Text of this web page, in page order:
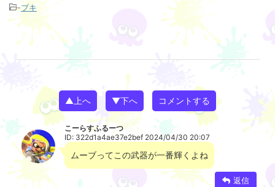
-ブキ
▲上へ ▼下へ コメントする
こーらすふるーつ
ID: 322d1a4ae37e2bef 2024/04/30 20:07
ムーブってこの武器が一番輝くよね
返信